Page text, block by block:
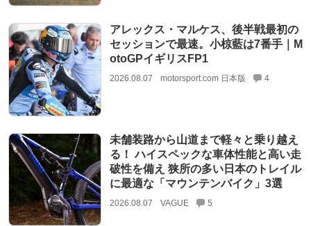
アレックス・マルケス、後半戦最初の
セッションで最速。小椋藍は7番手｜M
otoGPイギリスFP1
2026.08.07 motorsport.com 日本版 4
未舗装路から山道まで軽々と乗り越え
る！ ハイスペックな車体性能と高い走
破性を備え 狭所の多い日本のトレイル
に最適な「マウンテンバイク」3選
2026.08.07 VAGUE 5